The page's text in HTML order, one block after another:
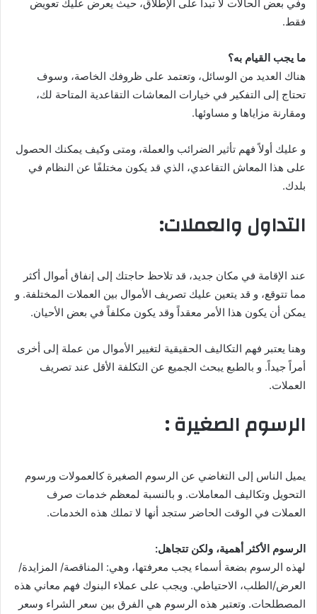
وفي بعض الحالات لا تبدأ على الإطلاق، حيث يعرض عليك تعويض
فقط.
ما يجب القيام به؟
هناك العديد من الوسائل، وتعتمد على ظروفك الخاصة، وسوف
تحتاج إلى التفكير في خيارات المعاشات التقاعدية المتاحة لك،
ومقارنة مزاياها و مساوئها.
و عليك أولاً فهم تأثير الضرائب والعملة، ومتى وكيف يمكنك الحصول
على هذا المعاش التقاعدي، الذي قد يكون مختلفًا عن النظام في
بلدك.
التداول والعملات:
عند الإقامة في مكان جديد، قد تلاحظ حاجتك إلى إنفاق أموال أكثر
مما تتوقع، و قد يتعين عليك تصريف الأموال بين العملات المختلفة. و
يمكن أن يكون هذا الأمر معقداً وقد يكون مكلفاً في بعض الأحيان.
وهنا يعتبر فهم التكاليف الحقيقية لتغيير الأموال من عملة إلى أخرى
أمراً جيداً. و بالطبع يبحث الجميع عن التكلفة الأقل عند تصريف
العملات.
الرسوم الصغيرة :
يميل الناس إلى التغاضي عن الرسوم الصغيرة كالعمولات ورسوم
التحويل وتكاليف المعاملات. و بالنسبة لمعظم خدمات صرف
العملات في الوقت الحاضر ستجد أنها لا تملك هذه الخدمات.
الرسوم الأكثر أهمية، ولكن تتجاهل:
لهذه الرسوم بضعة أسماء يجب معرفتها، وهي: المناقصة/ المزايدة/
العرض/الطلب، الاحتياطي. ويجب على عملاء البنوك فهم معاني هذه
المصطلحات. وتعتبر هذه الرسوم هي الفرق بين سعر الشراء وسعر